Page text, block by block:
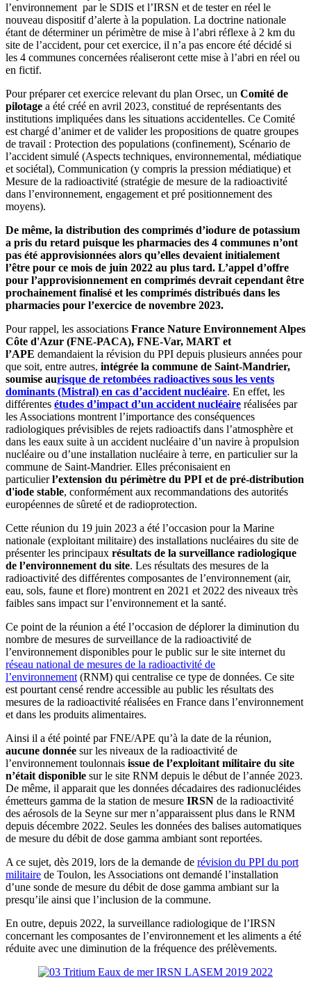
l’environnement par le SDIS et l’IRSN et de tester en réel le
nouveau dispositif d’alerte à la population. La doctrine nationale
étant de déterminer un périmètre de mise à l’abri réflexe à 2 km du
site de l’accident, pour cet exercice, il n’a pas encore été décidé si
les 4 communes concernées réaliseront cette mise à l’abri en réel ou
en fictif.
Pour préparer cet exercice relevant du plan Orsec, un Comité de
pilotage a été créé en avril 2023, constitué de représentants des
institutions impliquées dans les situations accidentelles. Ce Comité
est chargé d’animer et de valider les propositions de quatre groupes
de travail : Protection des populations (confinement), Scénario de
l’accident simulé (Aspects techniques, environnemental, médiatique
et sociétal), Communication (y compris la pression médiatique) et
Mesure de la radioactivité (stratégie de mesure de la radioactivité
dans l’environnement, engagement et pré positionnement des
moyens).
De même, la distribution des comprimés d’iodure de potassium
a pris du retard puisque les pharmacies des 4 communes n’ont
pas été approvisionnées alors qu’elles devaient initialement
l’être pour ce mois de juin 2022 au plus tard. L’appel d’offre
pour l’approvisionnement en comprimés devrait cependant être
prochainement finalisé et les comprimés distribués dans les
pharmacies pour l’exercice de novembre 2023.
Pour rappel, les associations France Nature Environnement Alpes
Côte d'Azur (FNE-PACA), FNE-Var, MART et
l’APE demandaient la révision du PPI depuis plusieurs années pour
que soit, entre autres, intégrée la commune de Saint-Mandrier,
soumise aurisque de retombées radioactives sous les vents
dominants (Mistral) en cas d’accident nucléaire. En effet, les
différentes études d’impact d’un accident nucléaire réalisées par
les Associations montrent l’importance des conséquences
radiologiques prévisibles de rejets radioactifs dans l’atmosphère et
dans les eaux suite à un accident nucléaire d’un navire à propulsion
nucléaire ou d’une installation nucléaire à terre, en particulier sur la
commune de Saint-Mandrier. Elles préconisaient en
particulierl’extension du périmètre du PPI et de pré-distribution
d'iode stable, conformément aux recommandations des autorités
européennes de sûreté et de radioprotection.
Cette réunion du 19 juin 2023 a été l’occasion pour la Marine
nationale (exploitant militaire) des installations nucléaires du site de
présenter les principaux résultats de la surveillance radiologique
de l’environnement du site. Les résultats des mesures de la
radioactivité des différentes composantes de l’environnement (air,
eau, sols, faune et flore) montrent en 2021 et 2022 des niveaux très
faibles sans impact sur l’environnement et la santé.
Ce point de la réunion a été l’occasion de déplorer la diminution du
nombre de mesures de surveillance de la radioactivité de
l’environnement disponibles pour le public sur le site internet du
réseau national de mesures de la radioactivité de
l’environnement (RNM) qui centralise ce type de données. Ce site
est pourtant censé rendre accessible au public les résultats des
mesures de la radioactivité réalisées en France dans l’environnement
et dans les produits alimentaires.
Ainsi il a été pointé par FNE/APE qu’à la date de la réunion,
aucune donnée sur les niveaux de la radioactivité de
l’environnement toulonnais issue de l’exploitant militaire du site
n’était disponible sur le site RNM depuis le début de l’année 2023.
De même, il apparait que les données décadaires des radionucléides
émetteurs gamma de la station de mesure IRSN de la radioactivité
des aérosols de la Seyne sur mer n’apparaissent plus dans le RNM
depuis décembre 2022. Seules les données des balises automatiques
de mesure du débit de dose gamma ambiant sont reportées.
A ce sujet, dès 2019, lors de la demande de révision du PPI du port
militaire de Toulon, les Associations ont demandé l’installation
d’une sonde de mesure du débit de dose gamma ambiant sur la
presqu’ile ainsi que l’inclusion de la commune.
En outre, depuis 2022, la surveillance radiologique de l’IRSN
concernant les composantes de l’environnement et les aliments a été
réduite avec une diminution de la fréquence des prélèvements.